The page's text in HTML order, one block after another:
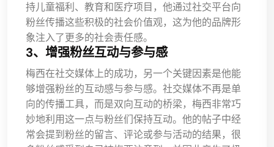
持儿童福利、教育和医疗项目，他通过社交平台向
粉丝传播这些积极的社会价值观，这为他的品牌形
象注入了更多的社会责任感。
3、增强粉丝互动与参与感
梅西在社交媒体上的成功，另一个关键因素是他能
够增强粉丝的互动感与参与感。社交媒体不再是单
向的传播工具，而是双向互动的桥梁，梅西非常巧
妙地利用这一点与粉丝们保持互动。他的帖子中经
常会提到粉丝的留言、评论或参与活动的结果，很